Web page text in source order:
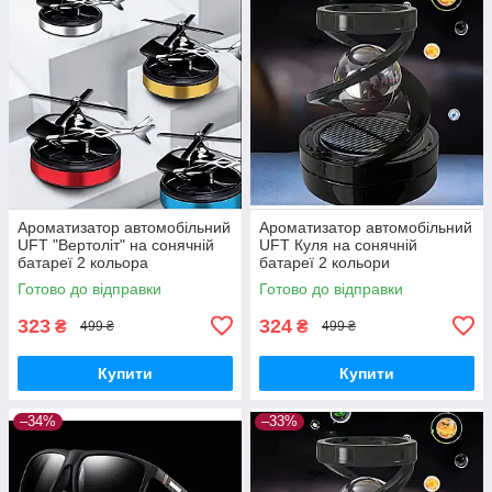
Ароматизатор автомобільний
UFT "Вертоліт" на сонячній
батареї 2 кольора
Готово до відправки
323 ₴ 499 ₴
Купити
Ароматизатор автомобільний
UFT Куля на сонячній
батареї 2 кольори
Готово до відправки
324 ₴ 499 ₴
Купити
–34% –33%